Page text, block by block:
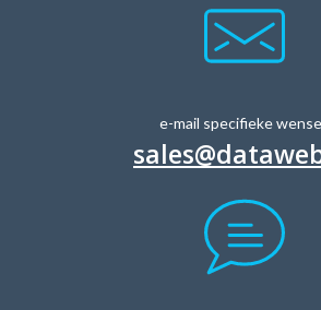
e-mail specifieke